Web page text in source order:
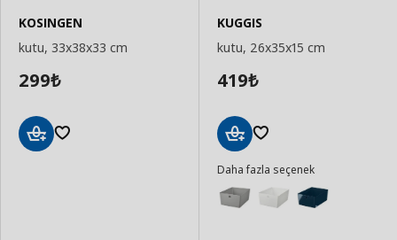
KOSINGEN
kutu, 33x38x33 cm
299₺
KUGGIS
kutu, 26x35x15 cm
419₺
Ekle
Daha fazla seçenek